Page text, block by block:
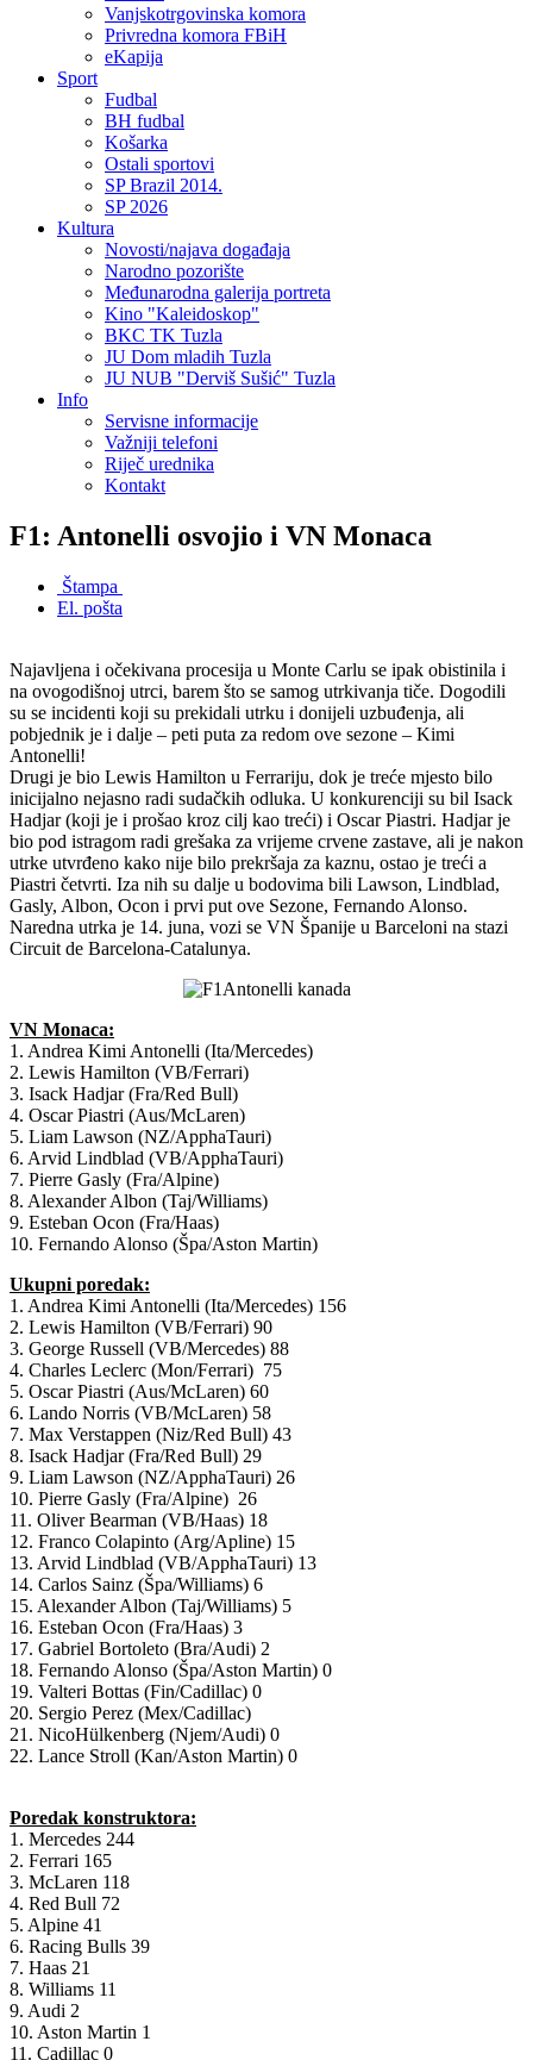
Vanjskotrgovinska komora
Privredna komora FBiH
eKapija
Sport
Fudbal
BH fudbal
Košarka
Ostali sportovi
SP Brazil 2014.
SP 2026
Kultura
Novosti/najava događaja
Narodno pozorište
Međunarodna galerija portreta
Kino "Kaleidoskop"
BKC TK Tuzla
JU Dom mladih Tuzla
JU NUB "Derviš Sušić" Tuzla
Info
Servisne informacije
Važniji telefoni
Riječ urednika
Kontakt
F1: Antonelli osvojio i VN Monaca
Štampa
El. pošta
Najavljena i očekivana procesija u Monte Carlu se ipak obistinila i
na ovogodišnoj utrci, barem što se samog utrkivanja tiče. Dogodili
su se incidenti koji su prekidali utrku i donijeli uzbuđenja, ali
pobjednik je i dalje – peti puta za redom ove sezone – Kimi
Antonelli!
Drugi je bio Lewis Hamilton u Ferrariju, dok je treće mjesto bilo
inicijalno nejasno radi sudačkih odluka. U konkurenciji su bil Isack
Hadjar (koji je i prošao kroz cilj kao treći) i Oscar Piastri. Hadjar je
bio pod istragom radi grešaka za vrijeme crvene zastave, ali je nakon
utrke utvrđeno kako nije bilo prekršaja za kaznu, ostao je treći a
Piastri četvrti. Iza nih su dalje u bodovima bili Lawson, Lindblad,
Gasly, Albon, Ocon i prvi put ove Sezone, Fernando Alonso.
Naredna utrka je 14. juna, vozi se VN Španije u Barceloni na stazi
Circuit de Barcelona-Catalunya.
VN Monaca:
1. Andrea Kimi Antonelli (Ita/Mercedes)
2. Lewis Hamilton (VB/Ferrari)
3. Isack Hadjar (Fra/Red Bull)
4. Oscar Piastri (Aus/McLaren)
5. Liam Lawson (NZ/ApphaTauri)
6. Arvid Lindblad (VB/ApphaTauri)
7. Pierre Gasly (Fra/Alpine)
8. Alexander Albon (Taj/Williams)
9. Esteban Ocon (Fra/Haas)
10. Fernando Alonso (Špa/Aston Martin)
Ukupni poredak:
1. Andrea Kimi Antonelli (Ita/Mercedes) 156
2. Lewis Hamilton (VB/Ferrari) 90
3. George Russell (VB/Mercedes) 88
4. Charles Leclerc (Mon/Ferrari) 75
5. Oscar Piastri (Aus/McLaren) 60
6. Lando Norris (VB/McLaren) 58
7. Max Verstappen (Niz/Red Bull) 43
8. Isack Hadjar (Fra/Red Bull) 29
9. Liam Lawson (NZ/ApphaTauri) 26
10. Pierre Gasly (Fra/Alpine) 26
11. Oliver Bearman (VB/Haas) 18
12. Franco Colapinto (Arg/Apline) 15
13. Arvid Lindblad (VB/ApphaTauri) 13
14. Carlos Sainz (Špa/Williams) 6
15. Alexander Albon (Taj/Williams) 5
16. Esteban Ocon (Fra/Haas) 3
17. Gabriel Bortoleto (Bra/Audi) 2
18. Fernando Alonso (Špa/Aston Martin) 0
19. Valteri Bottas (Fin/Cadillac) 0
20. Sergio Perez (Mex/Cadillac)
21. NicoHülkenberg (Njem/Audi) 0
22. Lance Stroll (Kan/Aston Martin) 0
Poredak konstruktora:
1. Mercedes 244
2. Ferrari 165
3. McLaren 118
4. Red Bull 72
5. Alpine 41
6. Racing Bulls 39
7. Haas 21
8. Williams 11
9. Audi 2
10. Aston Martin 1
11. Cadillac 0